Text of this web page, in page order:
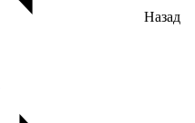
Назад